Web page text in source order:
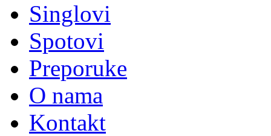
Singlovi
Spotovi
Preporuke
O nama
Kontakt